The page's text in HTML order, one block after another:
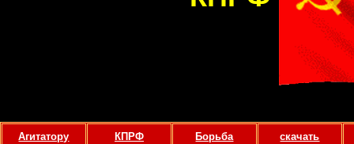
Агитатору КПРФ Борьба скачать